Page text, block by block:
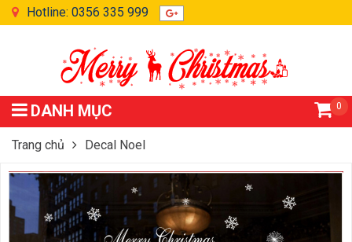
Hotline: 0356 335 999
DANH MỤC 0
Trang chủ Decal Noel
Decal Noel – Đôi Tuần Lộc Trắng